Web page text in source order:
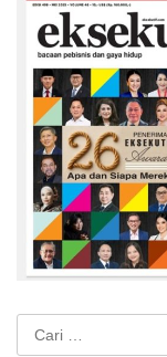
Cari
untuk: